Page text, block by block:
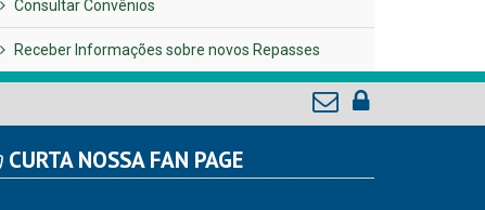
Consultar Convênios
Receber Informações sobre novos Repasses
CURTA NOSSA FAN PAGE